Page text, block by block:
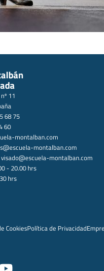
11
68 75
60
montalban.com
montalban.com
visado@escuela-montalban.com
- 20.00 hrs
hrs
CookiesPolítica de Privacidad